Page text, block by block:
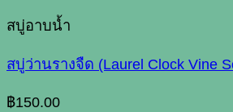
สบู่อาบน้ำ
สบู่ว่านรางจืด (Laurel Clock Vine
฿150.00